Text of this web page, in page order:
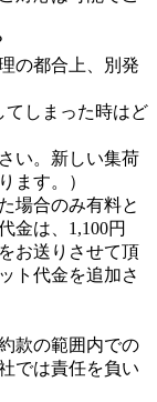
の都合上、別発
てしまった時はど
い。新しい集荷
ます。）
場合のみ有料と
金は、1,100円
お送りさせて頂
ト代金を追加さ
款の範囲内での
では責任を負い